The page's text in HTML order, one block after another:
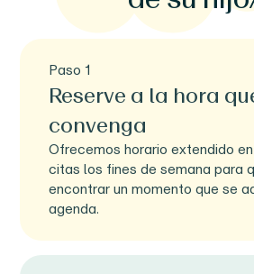
Paso 1
Reserve a la hora
convenga
Ofrecemos horario extendido
citas los fines de semana para
encontrar un momento que se
agenda.